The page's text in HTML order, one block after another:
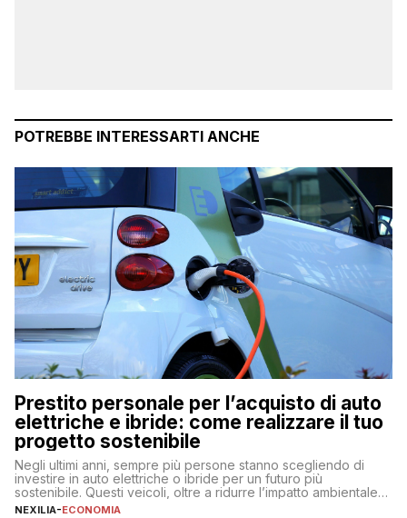
POTREBBE INTERESSARTI ANCHE
Prestito personale per l’acquisto di auto
elettriche e ibride: come realizzare il tuo
progetto sostenibile
Negli ultimi anni, sempre più persone stanno scegliendo di
investire in auto elettriche o ibride per un futuro più
sostenibile. Questi veicoli, oltre a ridurre l’impatto ambientale,
offrono vantaggi economici a lungo termine, come minori costi
NEXILIA-ECONOMIA